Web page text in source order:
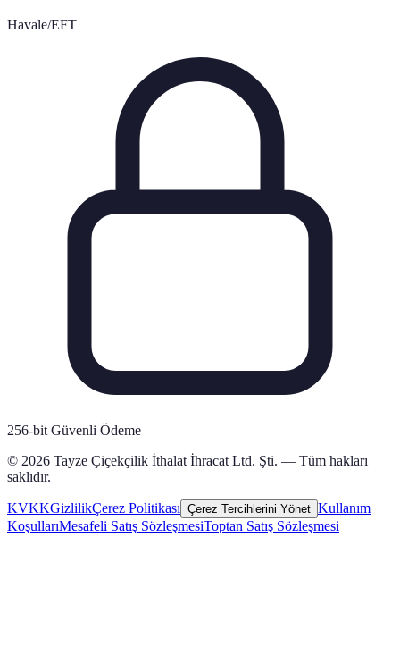
Havale/EFT
256-bit Güvenli Ödeme
© 2026 Tayze Çiçekçilik İthalat İhracat Ltd. Şti. — Tüm hakları
saklıdır.
KVKKGizlilikÇerez Politikası Çerez Tercihlerini Yönet Kullanım
KoşullarıMesafeli Satış SözleşmesiToptan Satış Sözleşmesi